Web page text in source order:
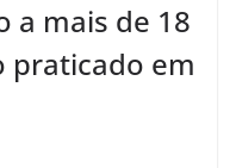
a mais de 18
praticado em